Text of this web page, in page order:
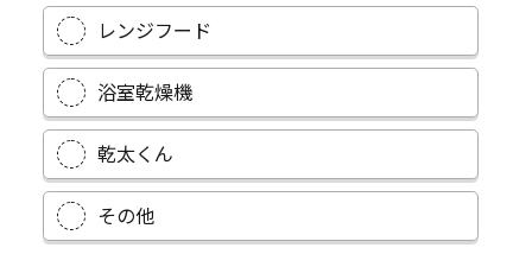
レンジフード
浴室乾燥機
乾太くん
その他